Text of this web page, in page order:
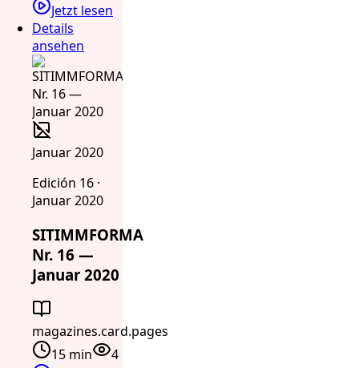
Jetzt lesen
Details
ansehen
Januar 2020
Edición 16 ·
Januar 2020
SITIMMFORMA
Nr. 16 —
Januar 2020
magazines.card.pages
15 min
4